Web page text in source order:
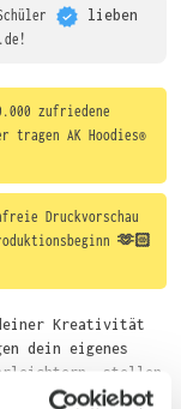
lieben
zufriedene
tragen AK Hoodies®
Druckvorschau
🫶🏻
deiner Kreativität
dein eigenes
stellen
Vorlage bereit.